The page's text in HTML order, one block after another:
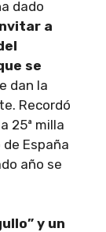
dado
nvitar a
se
dan la
Recordó
25ª milla
España
año se
y un